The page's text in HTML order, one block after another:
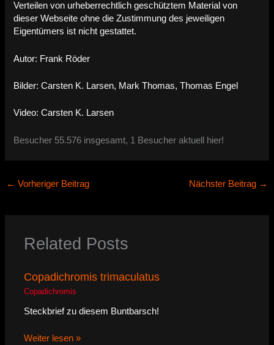
Verteilen von urheberrechtlich geschütztem Material von
dieser Webseite ohne die Zustimmung des jeweiligen
Eigentümers ist nicht gestattet.
Autor: Frank Röder
Bilder: Carsten K. Larsen, Mark Thomas, Thomas Engel
Video: Carsten K. Larsen
Besucher 55.576 insgesamt, 1 Besucher aktuell hier!
← Vorheriger Beitrag Nächster Beitrag →
Related Posts
Copadichromis trimaculatus
Copadichromis
Steckbrief zu diesem Buntbarsch!
Weiter lesen »